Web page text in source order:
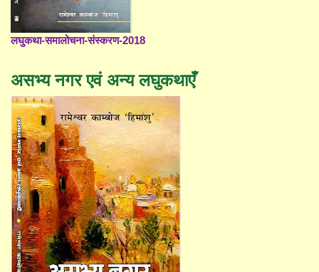
लघुकथा-समालोचना-संस्करण-2018
असभ्य नगर एवं अन्य लघुकथाएँ